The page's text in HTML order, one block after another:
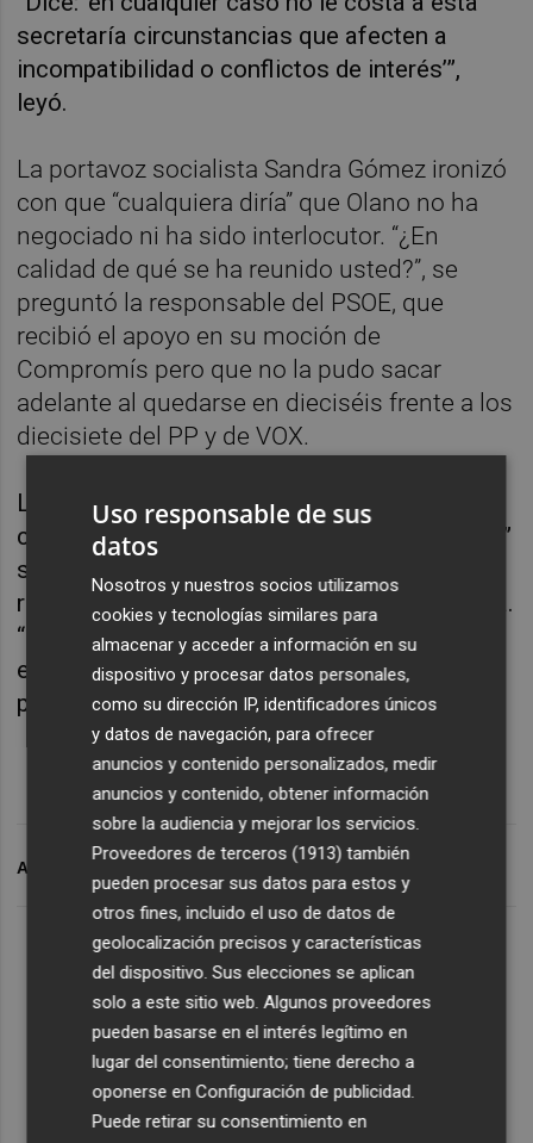
secretaría circunstancias que afecten a
incompatibilidad o conflictos de interés’”,
leyó.
La portavoz socialista Sandra Gómez ironizó
con que “cualquiera diría” que Olano no ha
negociado ni ha sido interlocutor. “¿En
calidad de qué se ha reunido usted?”, se
preguntó la responsable del PSOE, que
recibió el apoyo en su moción de
Compromís pero que no la pudo sacar
adelante al quedarse en dieciséis frente a los
diecisiete del PP y de VOX.
La coportavoz de Compromís, Papi Robles,
coincidió en que “es totalmente incompatible”
su trabajo en la consultoría con ejercer de
representante del Ayuntamiento en este tema.
“¿Qué intereses defenderá más, los de su
empresa o los del Ayuntamiento?”, se
preguntó.
ARCHIVADO EN TAL
Uso responsable de sus
datos
Nosotros y nuestros socios utilizamos
cookies y tecnologías similares para
almacenar y acceder a información en su
dispositivo y procesar datos personales,
como su dirección IP, identificadores únicos
y datos de navegación, para ofrecer
anuncios y contenido personalizados, medir
anuncios y contenido, obtener información
sobre la audiencia y mejorar los servicios.
Proveedores de terceros (1913) también
pueden procesar sus datos para estos y
otros fines, incluido el uso de datos de
geolocalización precisos y características
del dispositivo. Sus elecciones se aplican
solo a este sitio web. Algunos proveedores
pueden basarse en el interés legítimo en
lugar del consentimiento; tiene derecho a
oponerse enConfiguración de publicidad
Puede retirar su consentimiento en